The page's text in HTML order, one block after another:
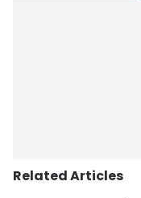
Related Articles